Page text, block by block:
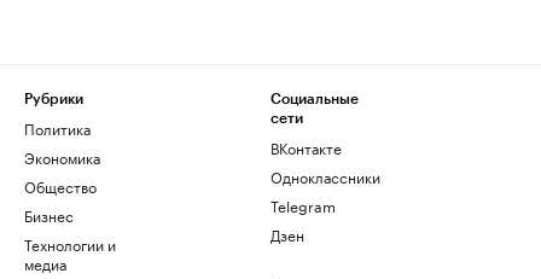
Рубрики
Политика
Экономика
Общество
Бизнес
Технологии и
медиа
Социальные
сети
ВКонтакте
Одноклассники
Telegram
Дзен